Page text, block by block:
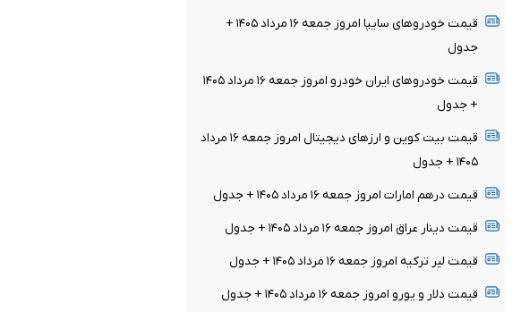
قیمت خودرو‌های سایپا امروز جمعه ۱۶ مرداد ۱۴۰۵ +
جدول
قیمت خودرو‌های ایران خودرو امروز جمعه ۱۶ مرداد ۱۴۰۵
+ جدول
قیمت بیت کوین و ارز‌های دیجیتال امروز جمعه ۱۶ مرداد
۱۴۰۵ + جدول
قیمت درهم امارات امروز جمعه ۱۶ مرداد ۱۴۰۵ + جدول
قیمت دینار عراق امروز جمعه ۱۶ مرداد ۱۴۰۵ + جدول
قیمت لیر ترکیه امروز جمعه ۱۶ مرداد ۱۴۰۵ + جدول
قیمت دلار و یورو امروز جمعه ۱۶ مرداد ۱۴۰۵ + جدول